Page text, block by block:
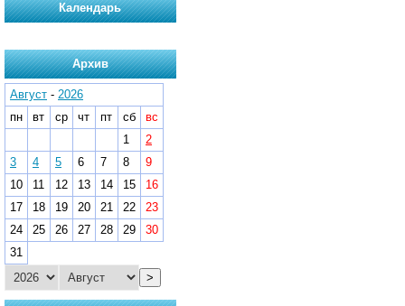
Календарь
Архив
Август - 2026
пн
вт ср чт пт сб
вс
1
2
3
4 5 6 7 8
9
10
11 12 13 14 15
16
17
18 19 20 21 22
23
24
25 26 27 28 29
30
31
>